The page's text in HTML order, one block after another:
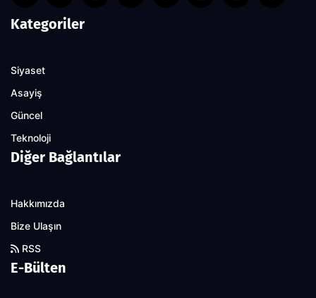
Kategoriler
Siyaset
Asayiş
Güncel
Teknoloji
Diğer Bağlantılar
Hakkımızda
Bize Ulaşın
RSS
E-Bülten